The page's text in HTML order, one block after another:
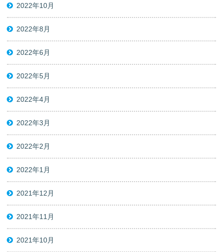
2022年10月
2022年8月
2022年6月
2022年5月
2022年4月
2022年3月
2022年2月
2022年1月
2021年12月
2021年11月
2021年10月